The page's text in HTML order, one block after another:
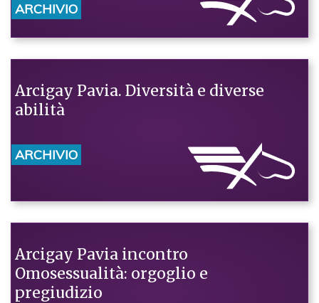
ARCHIVIO
Arcigay Pavia. Diversità e diverse
abilità
ARCHIVIO
Arcigay Pavia incontro
Omosessualità: orgoglio e
pregiudizio